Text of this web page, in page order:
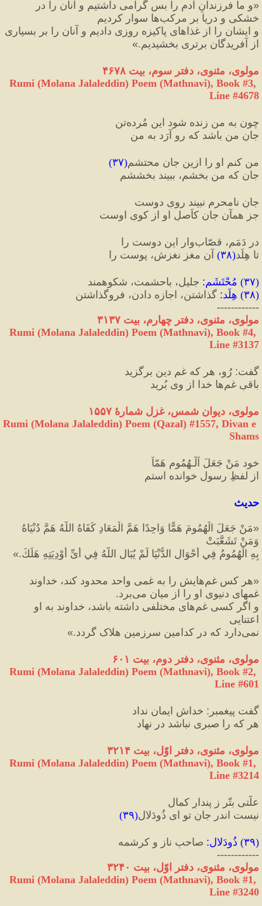
«
خشکی و دریا بر مرکب‌ها سوار کردیم
از آفریدگان برتری بخشیدیم.»
مولوی، مثنوی، دفتر سوم، بیت ۴۶۷۸
Rumi (Molana Jalaleddin) Poem (Mathnavi), Book #3,
Line #4678
چون به من زنده شود این مُرده‌تن
جانِ من باشد که رو آرَد به من
من کنم او را ازین جان محتشم(۳۷)
جان که من بخشم، ببیند بخششم
جانِ نامحرم نبیند رویِ دوست
جز همآن جان کاَصلِ او از کویِ اوست
در دَمَم، قصّاب‌وار این دوست را
تا هِلَد(۳۸) آن مغزِ نغزش، پوست را
(۳۷) مُحْتَشَم: جلیل، با‌حشمت، شکوهمند
(۳۸) هِلَد: گذاشتن، اجازه دادن، فروگذاشتن
------------
مولوی، مثنوی، دفتر چهارم، بیت ۳۱۳۷
Rumi (Molana Jalaleddin) Poem (Mathnavi), Book #4,
Line #3137
گفت: رُو، هر که غمِ دین برگزید
باقیِ غم‌ها خدا از وی بُرید
مولوی، دیوان شمس، غزل شمارهٔ ۱۵۵۷
Rumi (Molana Jalaleddin) Poem (Qazal) #1557, Divan e
Shams
خود مَنْ جَعَلَ اَلْـهُمُومِ هَمّاً
از لفظِ رسول خوانده استم
حدیث
«
وَمَنْ تَشَعَّبَتْ
بِهِ الْهُمُومُ فِي أَحْوَالِ الدُّنْيَا لَمْ يُبَالِ اللَّهُ فِي أَىِّ أَوْدِيَتِهِ هَلَكَ.»
«
غمهای دنیوی او را از میان می‌برد.
اعتنایی
نمی‌دارد که در کدامین سرزمین هلاک گردد.
»
مولوی، مثنوی، دفتر دوم، بیت ۶۰۱
Rumi (Molana Jalaleddin) Poem (Mathnavi), Book #2,
Line #601
گفت پیغمبر : خداش ایمان نداد
هر‌ که را صبری نباشد در نهاد
مولوی، مثنوی، دفتر اوّل، بیت ۳۲۱۴
Rumi (Molana Jalaleddin) Poem (Mathnavi), Book #1,
Line #3214
علّتی بتّر ز پندارِ کمال
نیست اندر جانِ تو ای ذُودَلال(۳۹)
(۳۹) ذُودَلال: صاحبِ ناز و کرشمه
------------
مولوی، مثنوی، دفتر اوّل، بیت ۳۲۴۰
Rumi (Molana Jalaleddin) Poem (Mathnavi), Book #1,
Line #3240